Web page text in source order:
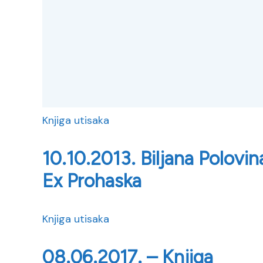
Knjiga utisaka
10.10.2013. Biljana
Ex Prohaska
Knjiga utisaka
08.06.2017. – Knjiga